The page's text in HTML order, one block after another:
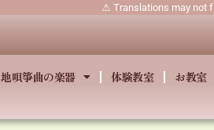
⚠ Translations may not
地唄箏曲の楽器 体験教室 お教室